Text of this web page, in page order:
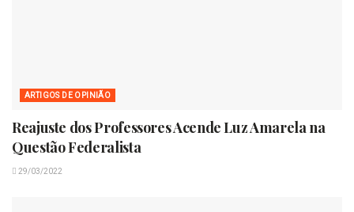
ARTIGOS DE OPINIÃO
Reajuste dos Professores Acende Luz Amarela na
Questão Federalista
29/03/2022